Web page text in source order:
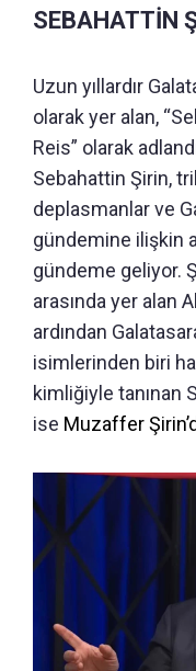
SEBAHATTİN
Uzun yıllardır
olarak yer alan,
Reis” olarak
Sebahattin Şirin,
deplasmanlar ve
gündemine ilişkin
gündeme geliyor.
arasında yer alan
ardından
isimlerinden biri
kimliğiyle tanınan
ise Muzaffer